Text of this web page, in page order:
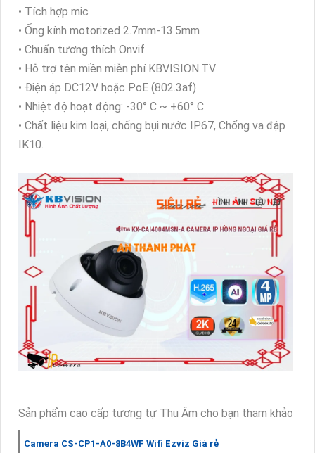
• Tích hợp mic
• Ống kính motorized 2.7mm-13.5mm
• Chuẩn tương thích Onvif
• Hỗ trợ tên miền miễn phí KBVISION.TV
• Điện áp DC12V hoặc PoE (802.3af)
• Nhiệt độ hoạt động: -30° C ~ +60° C.
• Chất liệu kim loại, chống bụi nước IP67, Chống va đập
IK10.
Sản phẩm cao cấp tương tự Thu Âm cho bạn tham khảo
Camera CS-CP1-A0-8B4WF Wifi Ezviz Giá rẻ